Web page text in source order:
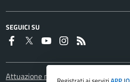
SEGUICI SU
Faceboook
Twitter YoutubeInstagram
Attuazione misure PNRR